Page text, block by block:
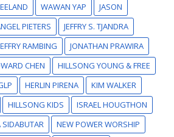
WAWAN YAP
JASON
PIETERS
JEFFRY S. TJANDRA
RAMBING
JONATHAN PRAWIRA
CHEN
HILLSONG YOUNG & FREE
HERLIN PIRENA
KIM WALKER
HILLSONG KIDS
ISRAEL HOUGTHON
SIDABUTAR
NEW POWER WORSHIP